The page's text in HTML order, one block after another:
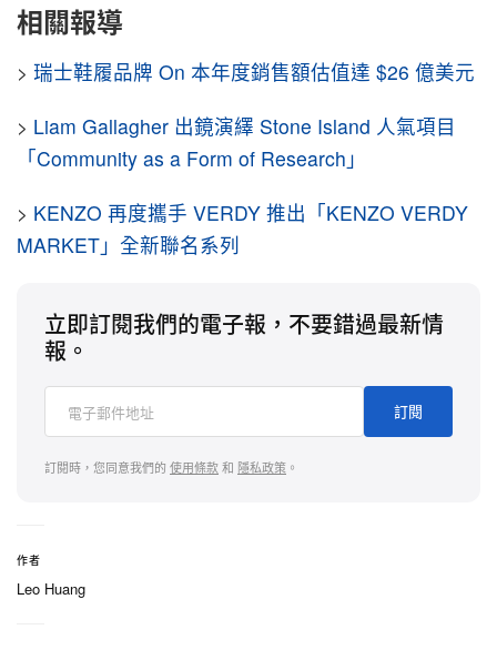
相關報導
> 瑞士鞋履品牌 On 本年度銷售額估值達 $26 億美元
> Liam Gallagher 出鏡演繹 Stone Island 人氣項目
「Community as a Form of Research」
> KENZO 再度攜手 VERDY 推出「KENZO VERDY
MARKET」全新聯名系列
立即訂閱我們的電子報，不要錯過最新情
報。
訂閱
訂閱時，您同意我們的 使用條款和 隱私政策 。
作者
Leo Huang